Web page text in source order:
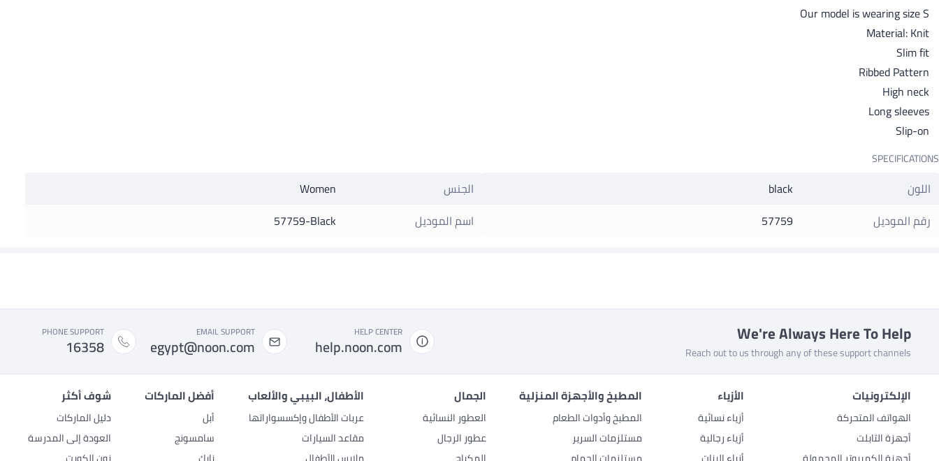
Our model is wearing size S
Material: Knit
Slim fit
Ribbed Pattern
High neck
Long sleeves
Slip-on
SPECIFICATIONS
اللون
black
رقم الموديل
57759
الجنس
Women
اسم الموديل
57759-Black
We're Always Here To Help
Reach out to us through any of these support channels
HELP CENTER
help.noon.com
EMAIL SUPPORT
egypt@noon.com
PHONE SUPPORT
16358
الإلكترونيات
الهواتف المتحركة
أجهزة التابلت
الأزياء
أزياء نسائية
أزياء رجالية
المطبخ والأجهزة المنزلية
المطبخ وأدوات الطعام
مستلزمات السرير
الجمال
العطور النسائية
عطور الرجال
الأطفال، البيبي والألعاب
عربات الأطفال وإكسسواراتها
مقاعد السيارات
أفضل الماركات
أبل
سامسونج
شوف أكثر
دليل الماركات
العودة إلى المدرسة